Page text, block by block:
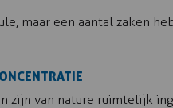
maar een aantal zaken
zijn van nature ruimtelijk